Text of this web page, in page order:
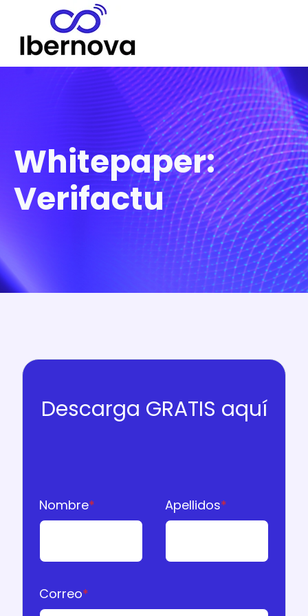
Whitepaper:
Verifactu
Descarga GRATIS aquí
Nombre* Apellidos*
Correo*